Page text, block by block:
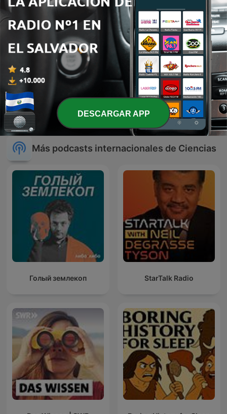
Masaje Cerebral
Más podcasts internacionales de Ciencias
Голый землекоп StarTalk Radio
DESCARGAR APP